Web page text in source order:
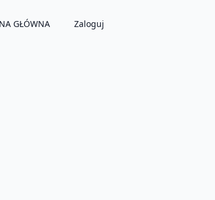
GŁÓWNA Zaloguj